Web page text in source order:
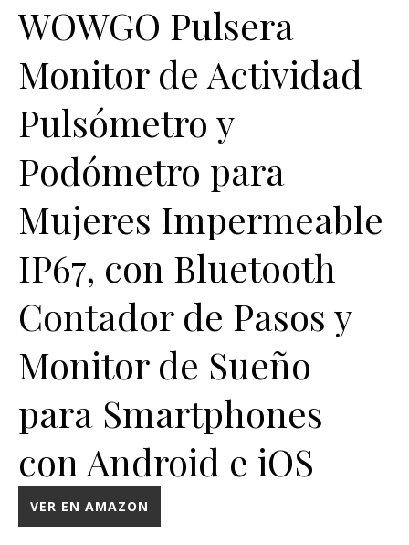
WOWGO Pulsera
Monitor de Actividad
Pulsómetro y
Podómetro para
Mujeres Impermeable
IP67, con Bluetooth
Contador de Pasos y
Monitor de Sueño
para Smartphones
con Android e iOS
VER EN AMAZON